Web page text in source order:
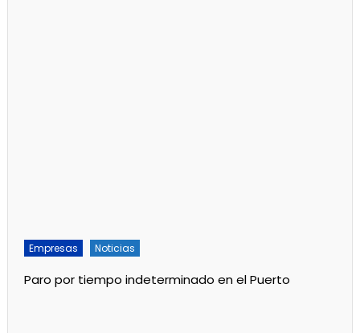
Empresas Noticias
Paro por tiempo indeterminado en el Puerto